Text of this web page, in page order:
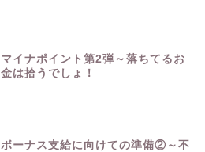
マイナポイント第2弾～落ちてるお
金は拾うでしょ！
ボーナス支給に向けての準備②～不